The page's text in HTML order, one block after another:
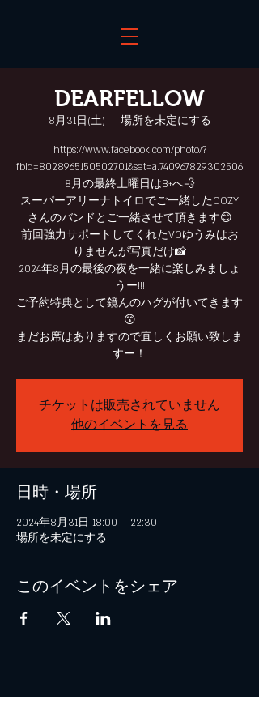
DEARFELLOW
8月31日(土)
  |
場所を未定にする
https://www.facebook.com/photo/?
fbid=8028965150502701&set=a.740967829302506
8月の最終土曜日はB+へ💨
スーパーアリーナトイロでご一緒したCOZY
さんのバンドとご一緒させて頂きます😊
前回強力サポートしてくれたVOゆうみはお
りませんが写真だけ📸
2024年8月の最後の夜を一緒に楽しみましょ
うー!!!
ご予約特典として鏡んのハグが付いてきます
😙
まだお席はありますので宜しくお願い致しま
すー！
チケットは販売されていません
他のイベントを見る
日時・場所
2024年8月31日 18:00 – 22:30
場所を未定にする
このイベントをシェア